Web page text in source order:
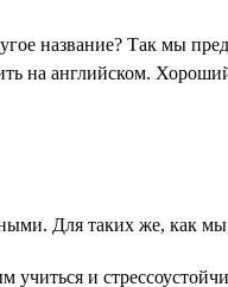
название? Так мы
на английском.
Для таких же, как
и